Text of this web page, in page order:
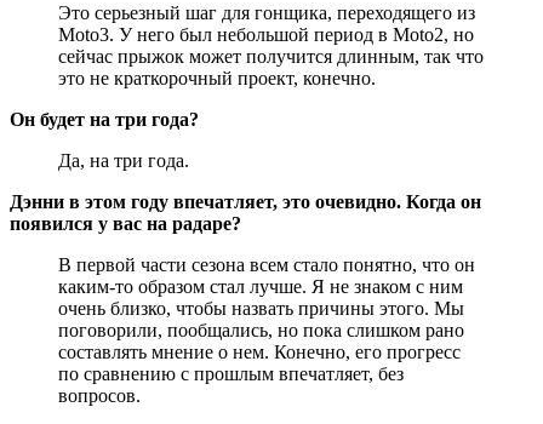
Это серьезный шаг для гонщика, переходящего из
Moto3. У него был небольшой период в Moto2, но
сейчас прыжок может получится длинным, так что
это не краткорочный проект, конечно.
Он будет на три года?
Да, на три года.
Дэнни в этом году впечатляет, это очевидно. Когда он
появился у вас на радаре?
В первой части сезона всем стало понятно, что он
каким-то образом стал лучше. Я не знаком с ним
очень близко, чтобы назвать причины этого. Мы
поговорили, пообщались, но пока слишком рано
составлять мнение о нем. Конечно, его прогресс
по сравнению с прошлым впечатляет, без
вопросов.